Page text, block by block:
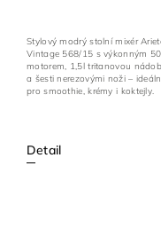
Detail
Stylový modrý stolní mixér
Vintage 568/15 s výkonným
motorem, 1,5l tritanovou
a šesti nerezovými noži –
pro smoothie, krémy i koktejly.